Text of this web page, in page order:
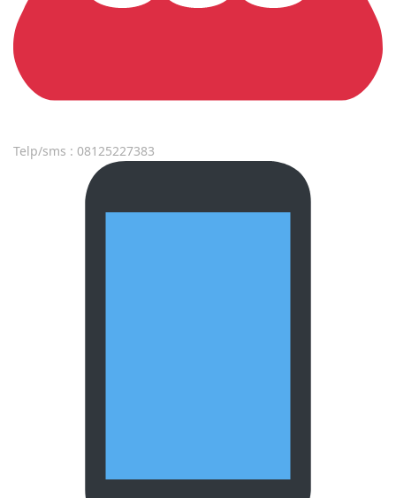
Telp/sms : 08125227383